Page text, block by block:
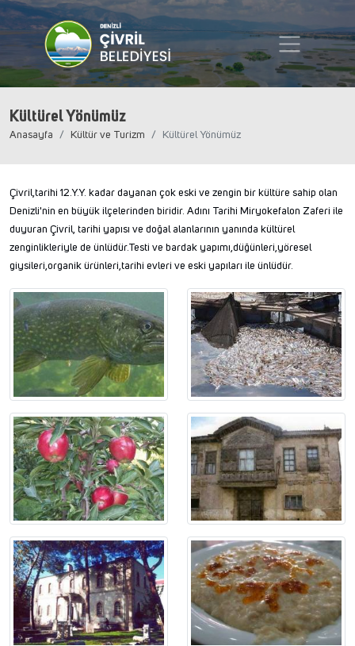
Kültürel Yönümüz
Anasayfa Kültür ve Turizm Kültürel Yönümüz
Çivril,tarihi 12.Y.Y. kadar dayanan çok eski ve zengin bir kültüre sahip olan
Denizli'nin en büyük ilçelerinden biridir. Adını Tarihi Miryokefalon Zaferi ile
duyuran Çivril, tarihi yapısı ve doğal alanlarının yanında kültürel
zenginlikleriyle de ünlüdür.Testi ve bardak yapımı,düğünleri,yöresel
giysileri,organik ürünleri,tarihi evleri ve eski yapıları ile ünlüdür.